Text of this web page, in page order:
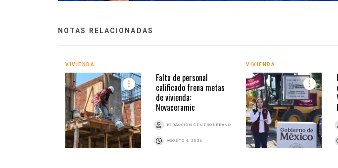
NOTAS RELACIONADAS
VIVIENDA
Falta de personal
calificado frena metas
de vivienda:
Novaceramic
REDACCIÓN CENTRO URBANO
AGOSTO 4, 2026
VIVIENDA